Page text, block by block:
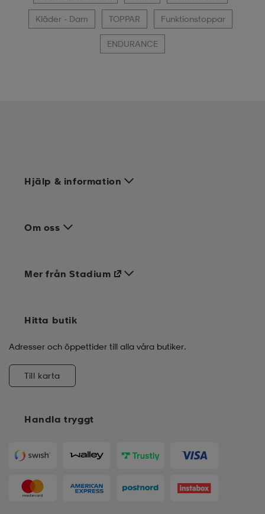
Kläder - Dam TOPPAR Funktionstoppar
ENDURANCE
Hjälp & information
Om oss
Handla tryggt
Mer från Stadium
Hitta butik
Adresser och öppettider till alla våra butiker.
Till karta